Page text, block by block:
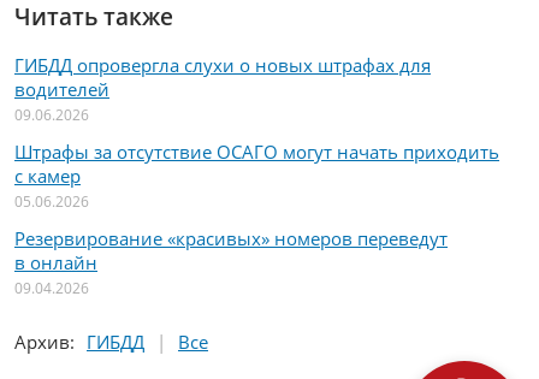
Читать также
ГИБДД опровергла слухи о новых штрафах для
водителей
09.06.2026
Штрафы за отсутствие ОСАГО могут начать приходить
с камер
05.06.2026
Резервирование «красивых» номеров переведут
в онлайн
09.04.2026
Архив: ГИБДД Все